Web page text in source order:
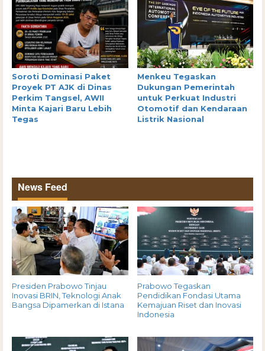
Soroti Dominasi Paket
Proyek PT AJK di Dinas
Perkim Tangsel, AWII
Minta Kajari Baru Lebih
Tegas
Menkeu Tegaskan
Dukungan Pemerintah
untuk Perkuat Industri
Otomotif dan Kendaraan
Listrik Nasional
News Feed
Presiden Prabowo Tinjau
Inovasi BRIN, Teknologi Anak
Bangsa Dipamerkan di Istana
Prabowo Tegaskan
Pendidikan Fondasi Utama
Kemajuan Riset dan Inovasi
Indonesia